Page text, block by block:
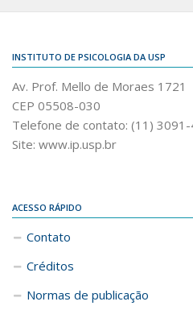
INSTITUTO DE PSICOLOGIA DA USP
Av. Prof. Mello de Moraes 1721
CEP 05508-030
Telefone de contato: (11)
Site: www.ip.usp.br
ACESSO RÁPIDO
Contato
Créditos
Normas de publicação